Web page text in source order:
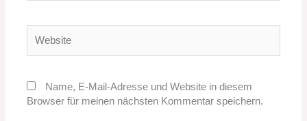
Name, E-Mail-Adresse und Website in diesem
Browser für meinen nächsten Kommentar speichern.